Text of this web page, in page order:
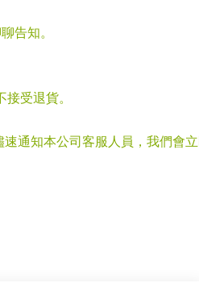
告知。
受退貨。
通知本公司客服人員，我們會立